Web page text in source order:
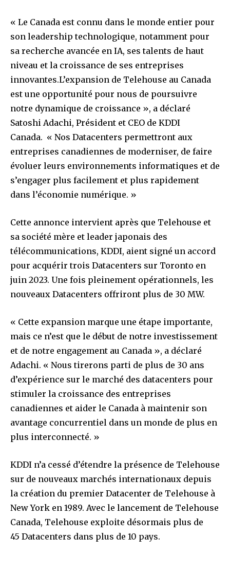
« Le Canada est connu dans le monde entier pour
son leadership technologique, notamment pour
sa recherche avancée en IA, ses talents de haut
niveau et la croissance de ses entreprises
innovantes.L’expansion de Telehouse au Canada
est une opportunité pour nous de poursuivre
notre dynamique de croissance », a déclaré
Satoshi Adachi, Président et CEO de KDDI
Canada. « Nos Datacenters permettront aux
entreprises canadiennes de moderniser, de faire
évoluer leurs environnements informatiques et de
s’engager plus facilement et plus rapidement
dans l’économie numérique. »
Cette annonce intervient après que Telehouse et
sa société mère et leader japonais des
télécommunications, KDDI, aient signé un accord
pour acquérir trois Datacenters sur Toronto en
juin 2023. Une fois pleinement opérationnels, les
nouveaux Datacenters offriront plus de 30 MW.
« Cette expansion marque une étape importante,
mais ce n’est que le début de notre investissement
et de notre engagement au Canada », a déclaré
Adachi. « Nous tirerons parti de plus de 30 ans
d’expérience sur le marché des datacenters pour
stimuler la croissance des entreprises
canadiennes et aider le Canada à maintenir son
avantage concurrentiel dans un monde de plus en
plus interconnecté. »
KDDI n’a cessé d’étendre la présence de Telehouse
sur de nouveaux marchés internationaux depuis
la création du premier Datacenter de Telehouse à
New York en 1989. Avec le lancement de Telehouse
Canada, Telehouse exploite désormais plus de
45 Datacenters dans plus de 10 pays.